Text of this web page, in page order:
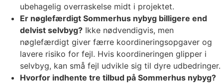
ubehagelig overraskelse midt i projektet.
Er nøglefærdigt Sommerhus nybyg billigere end
delvist selvbyg? Ikke nødvendigvis, men
nøglefærdigt giver færre koordineringsopgaver og
lavere risiko for fejl. Hvis koordineringen glipper i
selvbyg, kan små fejl udvikle sig til dyre udbedringer.
Hvorfor indhente tre tilbud på Sommerhus nybyg?